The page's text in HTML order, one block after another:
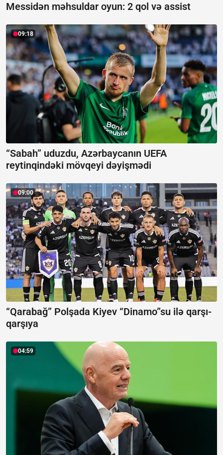
Messidən məhsuldar oyun: 2 qol və assist
09:18
“Sabah” uduzdu, Azərbaycanın UEFA
reytinqindəki mövqeyi dəyişmədi
09:00
“Qarabağ” Polşada Kiyev “Dinamo”su ilə qarşı-
qarşıya
04:59